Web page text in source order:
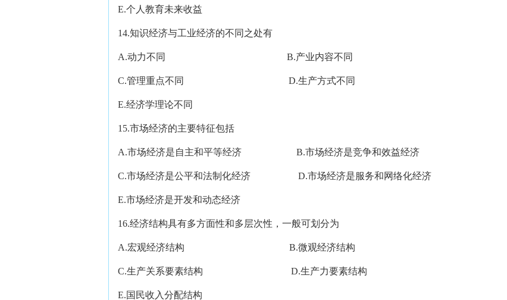
E.个人教育未来收益
14.知识经济与工业经济的不同之处有
A.动力不同 B.产业内容不同
C.管理重点不同 D.生产方式不同
E.经济学理论不同
15.市场经济的主要特征包括
A.市场经济是自主和平等经济 B.市场经济是竞争和效益经济
C.市场经济是公平和法制化经济 D.市场经济是服务和网络化经济
E.市场经济是开发和动态经济
16.经济结构具有多方面性和多层次性，一般可划分为
A.宏观经济结构 B.微观经济结构
C.生产关系要素结构 D.生产力要素结构
E.国民收入分配结构